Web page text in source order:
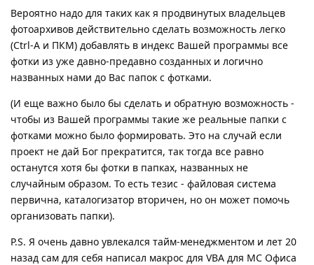
Вероятно надо для таких как я продвинутых владельцев
фотоархивов действительно сделать возможность легко
(Ctrl-A и ПКМ) добавлять в индекс Вашей программы все
фотки из уже давно-предавно созданных и логично
названных нами до Вас папок с фотками.
(И еще важно было бы сделать и обратную возможность -
чтобы из Вашей программы такие же реальные папки с
фотками можно было формировать. Это на случай если
проект не дай Бог прекратится, так тогда все равно
останутся хотя бы фотки в папках, названных не
случайным образом. То есть тезис - файловая система
первична, каталогизатор вторичен, но он может помочь
организовать папки).
P.S. Я очень давно увлекался тайм-менеджментом и лет 20
назад сам для себя написал макрос для VBA для МС Офиса